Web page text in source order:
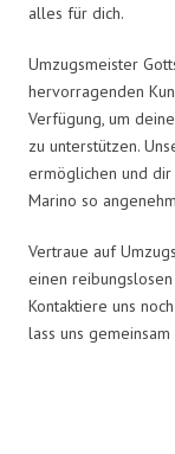
alles für dich.
Umzugsmeister
hervorragenden
Verfügung, um
zu unterstützen.
ermöglichen und dir
Marino so
Vertraue auf
einen reibungslosen
Kontaktiere uns
lass uns